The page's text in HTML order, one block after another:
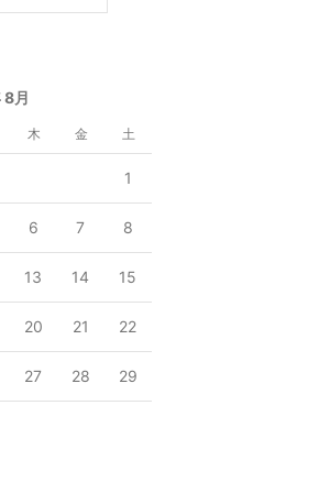
月
木 金 土
1
6 7 8
13 14 15
20 21 22
27 28 29